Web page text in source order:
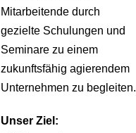
Mitarbeitende durch
gezielte Schulungen und
Seminare zu einem
zukunftsfähig agierendem
Unternehmen zu begleiten.
Unser Ziel: